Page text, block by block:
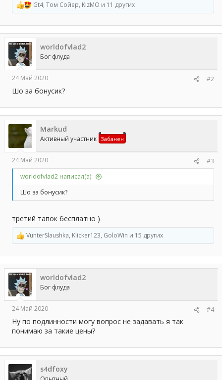
Р
е
а
к
ц
и
и
:
Gt4, Том Сойер, KizMO и 11 других
worldofvlad2
Бог флуда
24 Май 2020 #2
Шо за бонусик?
Markud
Активный участник Забанен
24 Май 2020
#3
worldofvlad2 написал(а):
Шо за бонусик?
третий тапок бесплатно )
Р
е
а
к
ц
и
и
:
VunterSlaushka, Klicker123, GoloWin и 15 других
worldofvlad2
Бог флуда
24 Май 2020 #4
Ну по подлинности могу вопрос не задавать я так
понимаю за такие цены?
s4dfoxy